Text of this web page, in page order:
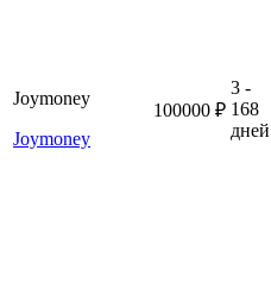
Joymoney
Joymoney
100000 ₽
3 -
168
дней